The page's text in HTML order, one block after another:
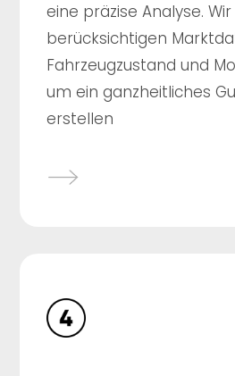
eine präzise Analyse. Wir
berücksichtigen
Fahrzeugzustand und
um ein ganzheitliches
erstellen